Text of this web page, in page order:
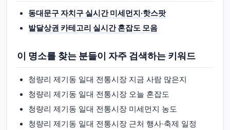
동대문구 자치구 실시간 미세먼지·핫스팟
발달상권 카테고리 실시간 혼잡도 모음
이 명소를 찾는 분들이 자주 검색하는 키워드
청량리 제기동 일대 전통시장 지금 사람 많은지
청량리 제기동 일대 전통시장 오늘 혼잡도
청량리 제기동 일대 전통시장 미세먼지 농도
청량리 제기동 일대 전통시장 근처 행사·축제 일정